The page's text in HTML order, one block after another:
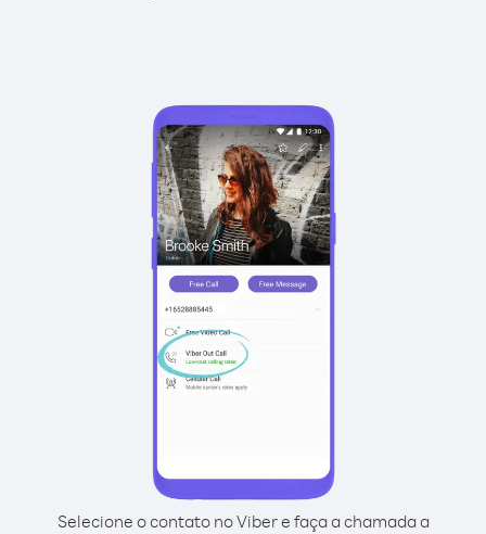
Selecione o contato no Viber e faça a chamada a